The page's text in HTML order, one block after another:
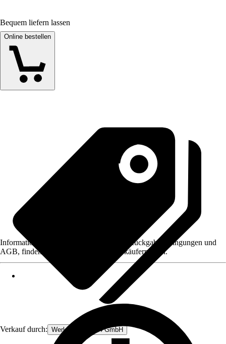
Bequem liefern lassen
Online bestellen
Verkauf durch: Werkzeugstore24 GmbH
Informationen des Verkäufers, wie z. B. Rückgabebedingungen und
AGB, finden Sie bei Klick auf den Verkäufernamen.